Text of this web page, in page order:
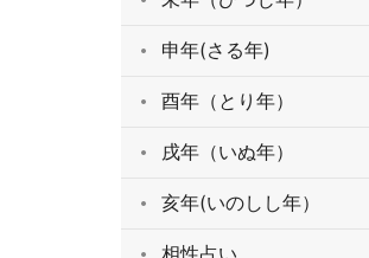
申年(さる年)
酉年（とり年）
戌年（いぬ年）
亥年(いのしし年）